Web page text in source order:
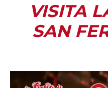
VISITA
SAN